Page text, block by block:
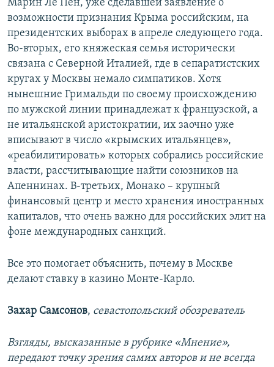
Марин Ле Пен, уже сделавшей заявление о
возможности признания Крыма российским, на
президентских выборах в апреле следующего года.
Во-вторых, его княжеская семья исторически
связана с Северной Италией, где в сепаратистских
кругах у Москвы немало симпатиков. Хотя
нынешние Гримальди по своему происхождению
по мужской линии принадлежат к французской, а
не итальянской аристократии, их заочно уже
вписывают в число «крымских итальянцев»,
«реабилитировать» которых собрались российские
власти, рассчитывающие найти союзников на
Апеннинах. В-третьих, Монако – крупный
финансовый центр и место хранения иностранных
капиталов, что очень важно для российских элит на
фоне международных санкций.
Все это помогает объяснить, почему в Москве
делают ставку в казино Монте-Карло.
Захар Самсонов, севастопольский обозреватель
Взгляды, высказанные в рубрике «Мнение»,
передают точку зрения самих авторов и не всегда